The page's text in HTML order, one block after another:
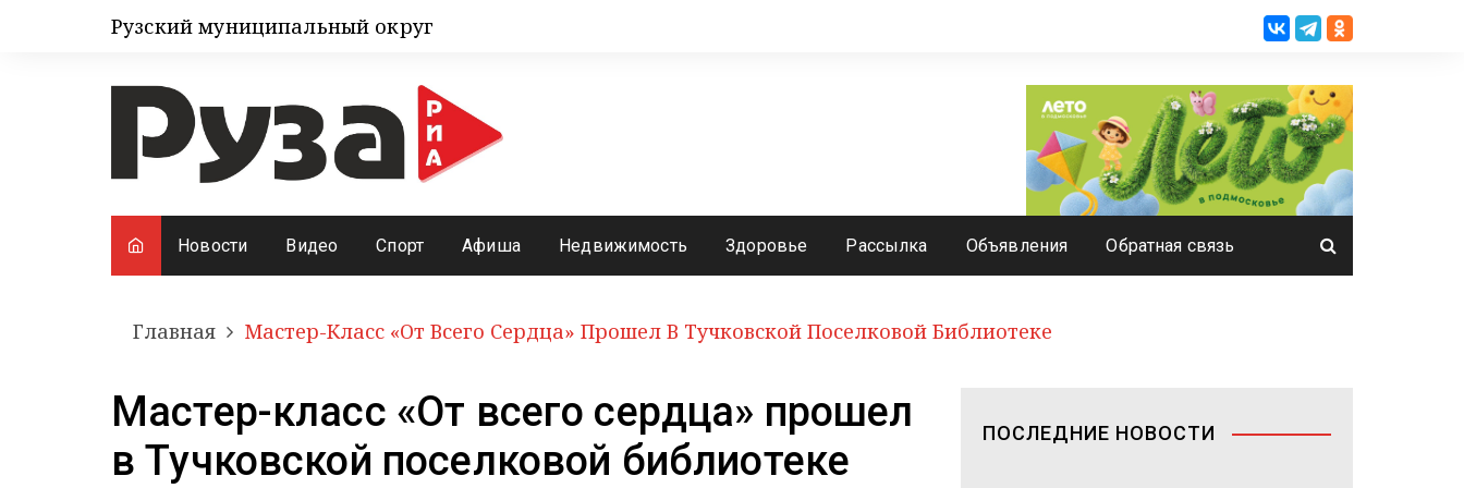
Рузский муниципальный округ
Новости Видео Спорт Афиша Недвижимость Здоровье Рассылка Объявления Обратная связь
Главная Мастер-Класс «От Всего Сердца» Прошел В Тучковской Поселковой Библиотеке
Мастер-класс «От всего сердца» прошел
в Тучковской поселковой библиотеке
ПОСЛЕДНИЕ НОВОСТИ